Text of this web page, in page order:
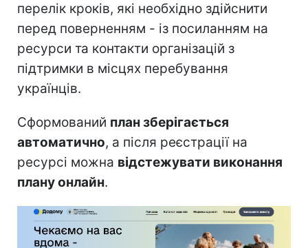
перелік кроків, які необхідно здійснити
перед поверненням - із посиланням на
ресурси та контакти організацій з
підтримки в місцях перебування
українців.
Сформований план зберігається
автоматично, а після реєстрації на
ресурсі можна відстежувати виконання
плану онлайн.